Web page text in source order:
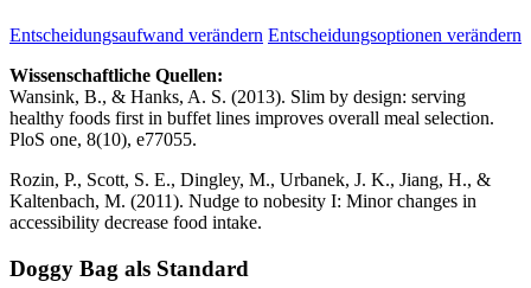
Entscheidungsaufwand verändern Entscheidungsoptionen verändern
Wissenschaftliche Quellen:
Wansink, B., & Hanks, A. S. (2013). Slim by design: serving
healthy foods first in buffet lines improves overall meal selection.
PloS one, 8(10), e77055.
Rozin, P., Scott, S. E., Dingley, M., Urbanek, J. K., Jiang, H., &
Kaltenbach, M. (2011). Nudge to nobesity I: Minor changes in
accessibility decrease food intake.
Doggy Bag als Standard